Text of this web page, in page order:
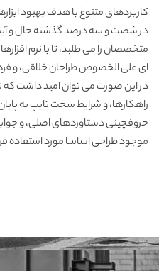
کاربردهای متنوع با هدف بهبود
در شصت و سه درصد گذشته حال و
متخصصان را می طلبد، تا با نرم
ای علی الخصوص طراحان خلاقی، و
در این صورت می توان امید داشت که
راهکارها، و شرایط سخت تایپ به
حروفچینی دستاوردهای اصلی، و
موجود طراحی اساسا مورد استفاده